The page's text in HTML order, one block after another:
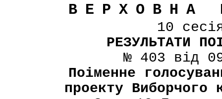
ВЕРХОВНА
10
РЕЗУЛЬТАТИ
№ 403 від
Поіменне
проекту Виборчого